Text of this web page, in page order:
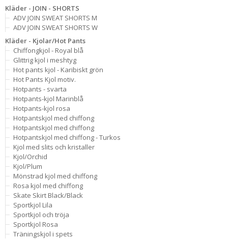
Kläder - JOIN - SHORTS
ADV JOIN SWEAT SHORTS M
ADV JOIN SWEAT SHORTS W
Kläder - Kjolar/Hot Pants
Chiffongkjol - Royal blå
Glittrig kjol i meshtyg
Hot pants kjol - Karibiskt grön
Hot Pants Kjol motiv.
Hotpants - svarta
Hotpants-kjol Marinblå
Hotpants-kjol rosa
Hotpantskjol med chiffong
Hotpantskjol med chiffong
Hotpantskjol med chiffong - Turkos
Kjol med slits och kristaller
Kjol/Orchid
Kjol/Plum
Mönstrad kjol med chiffong
Rosa kjol med chiffong
Skate Skirt Black/Black
Sportkjol Lila
Sportkjol och tröja
Sportkjol Rosa
Träningskjol i spets